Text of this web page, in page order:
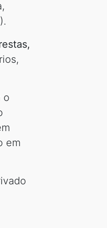
o
em